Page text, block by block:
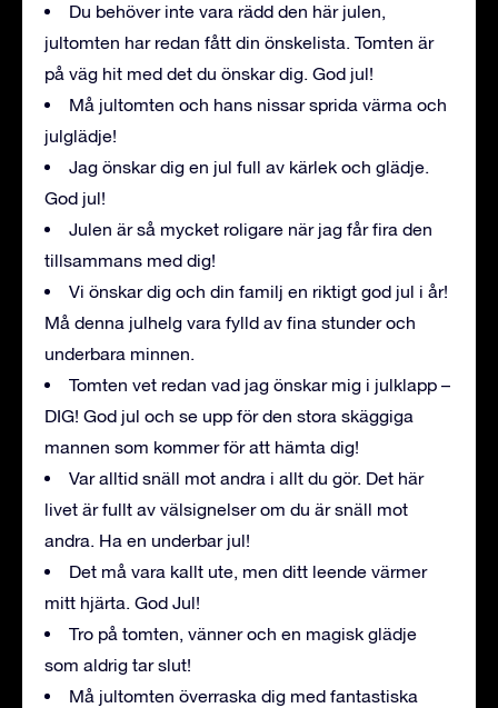
Du behöver inte vara rädd den här julen,
jultomten har redan fått din önskelista. Tomten är
på väg hit med det du önskar dig. God jul!
Må jultomten och hans nissar sprida värma och
julglädje!
Jag önskar dig en jul full av kärlek och glädje.
God jul!
Julen är så mycket roligare när jag får fira den
tillsammans med dig!
Vi önskar dig och din familj en riktigt god jul i år!
Må denna julhelg vara fylld av fina stunder och
underbara minnen.
Tomten vet redan vad jag önskar mig i julklapp –
DIG! God jul och se upp för den stora skäggiga
mannen som kommer för att hämta dig!
Var alltid snäll mot andra i allt du gör. Det här
livet är fullt av välsignelser om du är snäll mot
andra. Ha en underbar jul!
Det må vara kallt ute, men ditt leende värmer
mitt hjärta. God Jul!
Tro på tomten, vänner och en magisk glädje
som aldrig tar slut!
Må jultomten överraska dig med fantastiska